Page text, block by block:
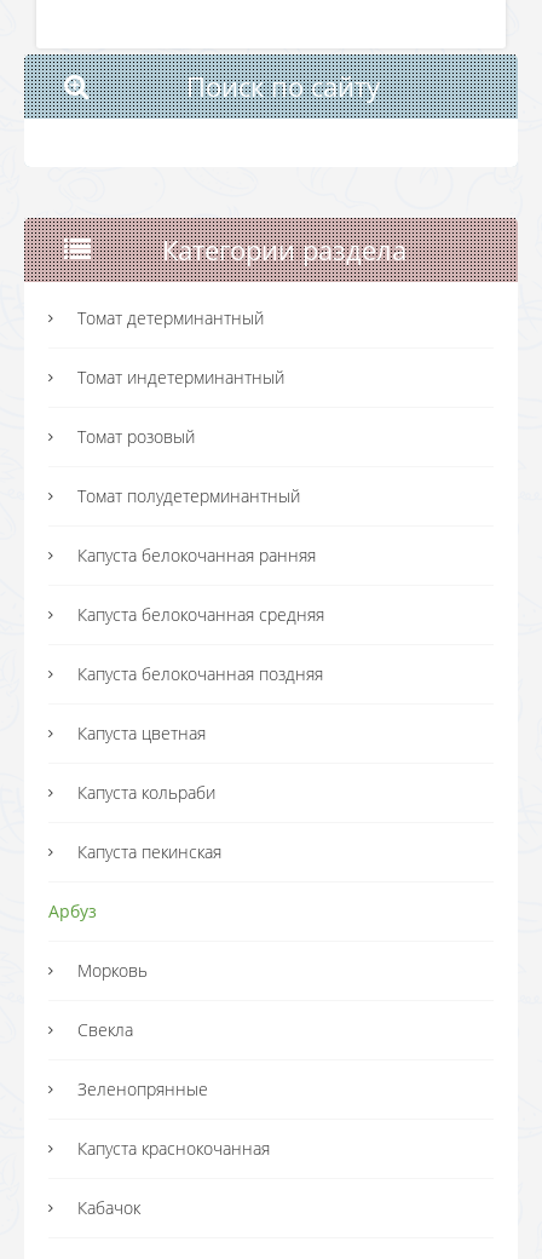
Поиск по сайту
Категории раздела
Томат детерминантный
Томат индетерминантный
Томат розовый
Томат полудетерминантный
Капуста белокочанная ранняя
Капуста белокочанная средняя
Капуста белокочанная поздняя
Капуста цветная
Капуста кольраби
Капуста пекинская
Арбуз
Морковь
Свекла
Зеленопрянные
Капуста краснокочанная
Кабачок